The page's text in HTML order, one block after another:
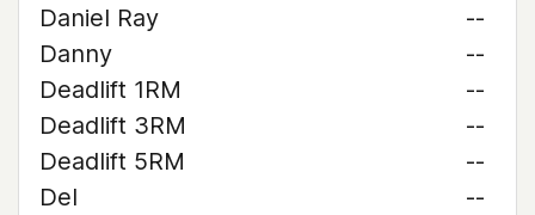
Daniel Ray
--
Danny
--
Deadlift 1RM
--
Deadlift 3RM
--
Deadlift 5RM
--
Del
--